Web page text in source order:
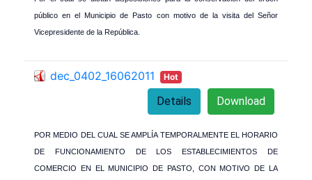
público en el Municipio de Pasto con motivo de la visita del Señor
Vicepresidente de la República.
dec_0402_16062011 Hot
Download
Details
POR MEDIO DEL CUAL SE AMPLÍA TEMPORALMENTE EL HORARIO
DE FUNCIONAMIENTO DE LOS ESTABLECIMIENTOS DE
COMERCIO EN EL MUNICIPIO DE PASTO, CON MOTIVO DE LA